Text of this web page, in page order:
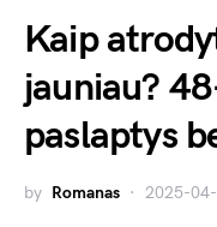
Kaip
jauniau?
paslaptys
by Romanas 2025-